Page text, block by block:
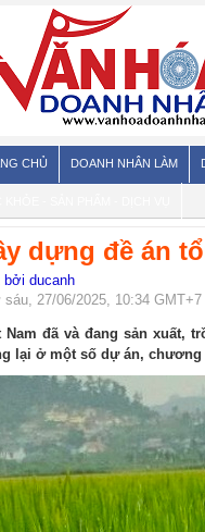
CHỦ DOANH NHÂN LÀM
dựng đề án
bởi ducanh
sáu, 27/06/2025, 10:34 GMT+7
Nam đã và đang sản xuất,
lại ở một số dự án,